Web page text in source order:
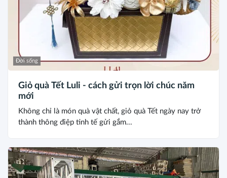
Đời sống
Giỏ quà Tết Luli - cách gửi trọn lời chúc năm
mới
Không chỉ là món quà vật chất, giỏ quà Tết ngày nay trở
thành thông điệp tinh tế gửi gắm...